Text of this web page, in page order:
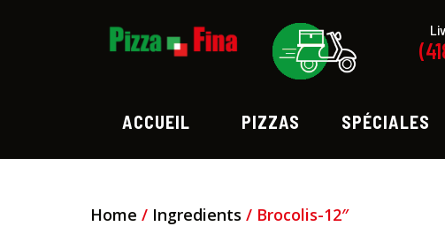
ACCUEIL PIZZAS SPÉCIALES
Home / Ingredients / Brocolis-12″